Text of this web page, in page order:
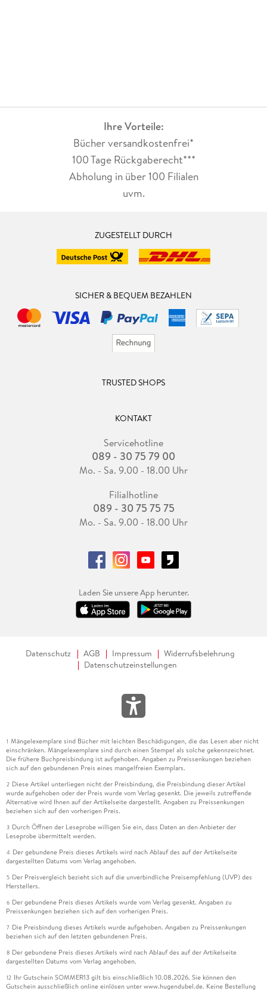
Ihre Vorteile:
Bücher versandkostenfrei*
100 Tage Rückgaberecht***
Abholung in über 100 Filialen
uvm.
ZUGESTELLT DURCH
SICHER & BEQUEM BEZAHLEN
TRUSTED SHOPS
KONTAKT
Servicehotline
089 - 30 75 79 00
Mo. - Sa. 9.00 - 18.00 Uhr
Filialhotline
089 - 30 75 75 75
Mo. - Sa. 9.00 - 18.00 Uhr
Laden Sie unsere App herunter.
Datenschutz AGB Impressum
Widerrufsbelehrung
Datenschutzeinstellungen
1 Mängelexemplare sind Bücher mit leichten Beschädigungen, die das Lesen aber nicht
einschränken. Mängelexemplare sind durch einen Stempel als solche gekennzeichnet.
Die frühere Buchpreisbindung ist aufgehoben. Angaben zu Preissenkungen beziehen
sich auf den gebundenen Preis eines mangelfreien Exemplars.
2 Diese Artikel unterliegen nicht der Preisbindung, die Preisbindung dieser Artikel
wurde aufgehoben oder der Preis wurde vom Verlag gesenkt. Die jeweils zutreffende
Alternative wird Ihnen auf der Artikelseite dargestellt. Angaben zu Preissenkungen
beziehen sich auf den vorherigen Preis.
3 Durch Öffnen der Leseprobe willigen Sie ein, dass Daten an den Anbieter der
Leseprobe übermittelt werden.
4 Der gebundene Preis dieses Artikels wird nach Ablauf des auf der Artikelseite
dargestellten Datums vom Verlag angehoben.
5 Der Preisvergleich bezieht sich auf die unverbindliche Preisempfehlung (UVP) des
Herstellers.
6 Der gebundene Preis dieses Artikels wurde vom Verlag gesenkt. Angaben zu
Preissenkungen beziehen sich auf den vorherigen Preis.
7 Die Preisbindung dieses Artikels wurde aufgehoben. Angaben zu Preissenkungen
beziehen sich auf den letzten gebundenen Preis.
8 Der gebundene Preis dieses Artikels wird nach Ablauf des auf der Artikelseite
dargestellten Datums vom Verlag angehoben.
12 Ihr Gutschein SOMMER13 gilt bis einschließlich 10.08.2026. Sie können den
Gutschein ausschließlich online einlösen unter www.hugendubel.de. Keine Bestellung